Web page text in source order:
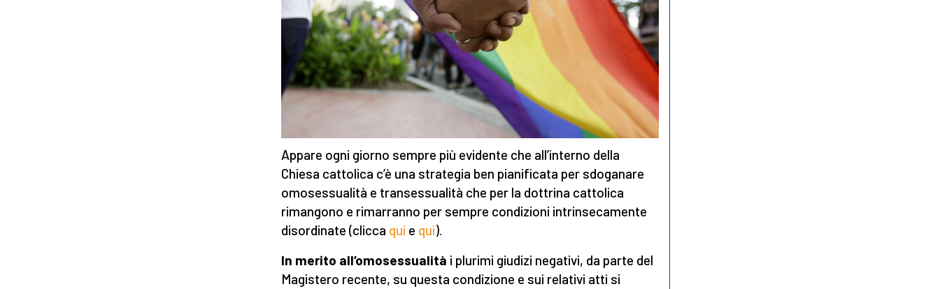
Appare ogni giorno sempre più evidente che all’interno della
Chiesa cattolica c’è una strategia ben pianificata per sdoganare
omosessualità e transessualità che per la dottrina cattolica
rimangono e rimarranno per sempre condizioni intrinsecamente
disordinate (clicca qui e qui).
In merito all’omosessualità i plurimi giudizi negativi, da parte del
Magistero recente, su questa condizione e sui relativi atti si